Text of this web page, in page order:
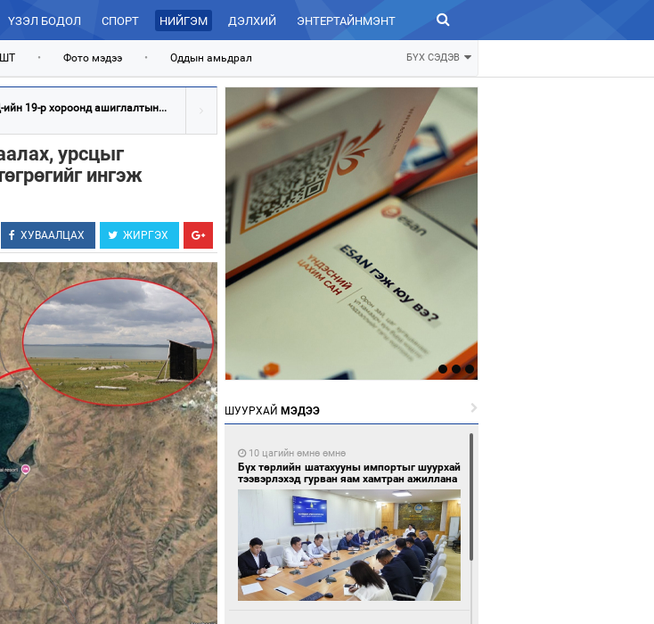
ҮЗЭЛ БОДОЛ СПОРТ НИЙГЭМ ДЭЛХИЙ ЭНТЕРТАЙНМЭНТ ЗУРХАЙ
• Фото мэдээ • Оддын амьдрал БҮХ СЭДЭВ
19-р хороонд ашиглалтын...
урсцыг
ингэж
ХУВААЛЦАХ ЖИРГЭХ
ШУУРХАЙ МЭДЭЭ
10 цагийн өмнө өмнө
Бүх төрлийн шатахууны импортыг шуурхай
тээвэрлэхэд гурван яам хамтран ажиллана